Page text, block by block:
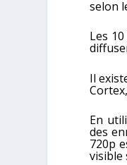
selon
Les
Il
En
des
720p
visible